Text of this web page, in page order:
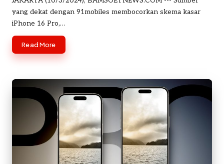
yang dekat dengan 91mobiles membocorkan skema kasar
iPhone 16 Pro,…
Read More